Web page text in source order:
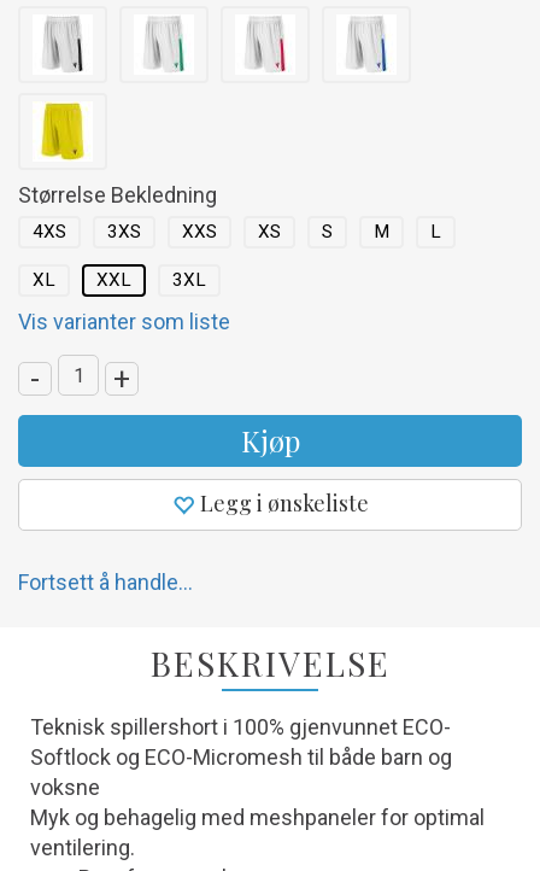
Størrelse Bekledning
4XS 3XS XXS XS S M L
XL XXL 3XL
Vis varianter som liste
- +
Kjøp
Legg i ønskeliste
Fortsett å handle...
BESKRIVELSE
Teknisk spillershort i 100% gjenvunnet ECO-
Softlock og ECO-Micromesh til både barn og
voksne
Myk og behagelig med meshpaneler for optimal
ventilering.